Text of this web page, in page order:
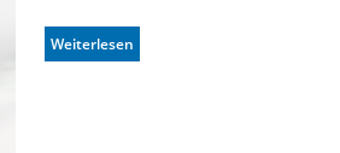
Weiterlesen:
Z